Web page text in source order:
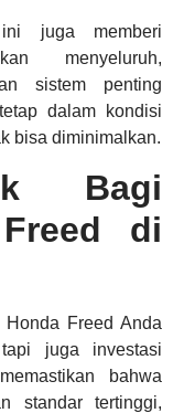
juga memberi
menyeluruh,
sistem penting
dalam kondisi
bisa diminimalkan.
Bagi
di
Freed Anda
juga investasi
bahwa
standar tertinggi,